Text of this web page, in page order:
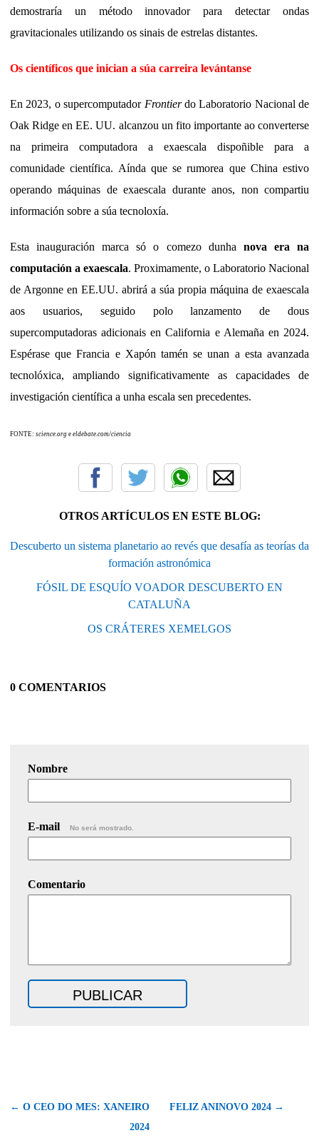
demostraría un método innovador para detectar ondas
gravitacionales utilizando os sinais de estrelas distantes.
Os científicos que inician a súa carreira levántanse
En 2023, o supercomputador Frontierdo Laboratorio Nacional de
Oak Ridge en EE. UU. alcanzou un fito importante ao converterse
na primeira computadora a exaescala dispoñible para a
comunidade científica. Aínda que se rumorea que China estivo
operando máquinas de exaescala durante anos, non compartiu
información sobre a súa tecnoloxía.
Esta inauguración marca só o comezo dunha nova era na
computación a exaescala. Proximamente, o Laboratorio Nacional
de Argonne en EE.UU. abrirá a súa propia máquina de exaescala
aos usuarios, seguido polo lanzamento de dous
supercomputadoras adicionais en California e Alemaña en 2024.
Espérase que Francia e Xapón tamén se unan a esta avanzada
tecnolóxica, ampliando significativamente as capacidades de
investigación científica a unha escala sen precedentes.
FONTE: science.org e eldebate.com/ciencia
OTROS ARTÍCULOS EN ESTE BLOG:
Descuberto un sistema planetario ao revés que desafía as teorías da
formación astronómica
FÓSIL DE ESQUÍO VOADOR DESCUBERTO EN
CATALUÑA
OS CRÁTERES XEMELGOS
0 COMENTARIOS
Nombre
E-mail No será mostrado.
Comentario
← O CEO DO MES: XANEIRO
2024
FELIZ ANINOVO 2024 →